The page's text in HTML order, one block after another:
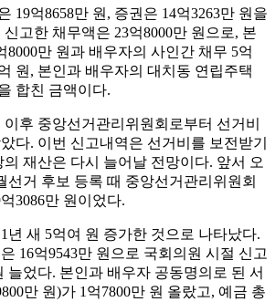
19억8658만 원, 증권은 14억3263만 원을
고한 채무액은 23억8000만 원으로, 본
8000만 원과 배우자의 사인간 채무 5억
원, 본인과 배우자의 대치동 연립주택
합친 금액이다.
후 중앙선거관리위원회로부터 선거비
다. 이번 신고내역은 선거비를 보전받기
재산은 다시 늘어날 전망이다. 앞서 오
선거 후보 등록 때 중앙선거관리위원회
3086만 원이었다.
년 새 5억여 원 증가한 것으로 나타났다.
16억9543만 원으로 국회의원 시절 신고
늘었다. 본인과 배우자 공동명의로 된 서
만 원)가 1억7800만 원 올랐고, 예금 총